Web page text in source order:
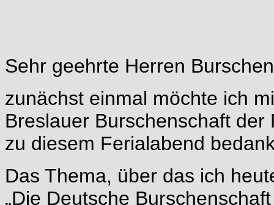
Sehr geehrte Herren
zunächst einmal möchte ich
Breslauer Burschenschaft
zu diesem Ferialabend
Das Thema, über das ich
„Die Deutsche